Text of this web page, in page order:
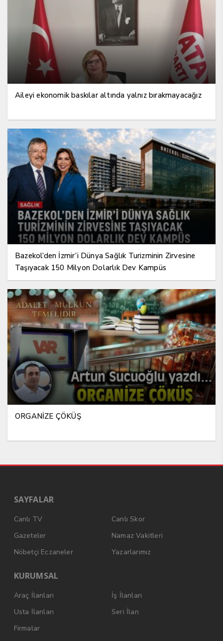
Aileyi ekonomik baskılar altında yalnız bırakmayacağız
Bazekol’den İzmir’i Dünya Sağlık Turizminin Zirvesine
Taşıyacak 150 Milyon Dolarlık Dev Kampüs
ORGANİZE ÇÖKÜŞ
SAYFALAR
Canlı TV
Canlı Skor
Gazeteler
Namaz Vakitleri
Nöbetçi Eczaneler
Yazarlarımız
KURUMSAL
Araç İlanları
İş İlanları
Usta İlanları
Seri İlan
Firmalar